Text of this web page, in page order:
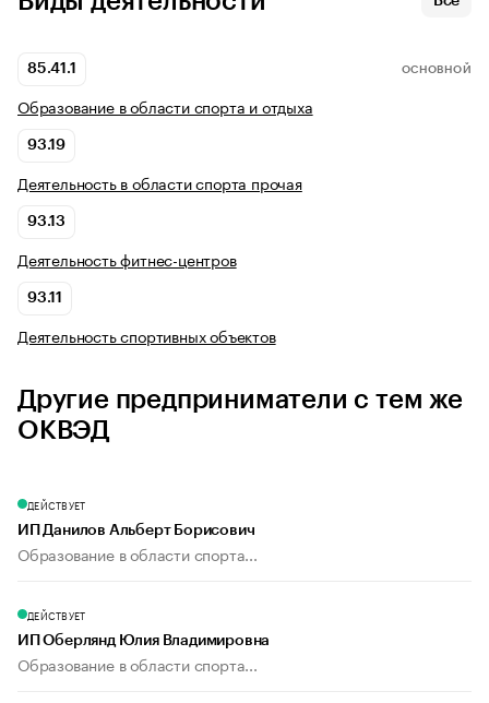
85.41.1 ОСНОВНОЙ
Образование в области спорта и отдыха
93.19
Деятельность в области спорта прочая
93.13
Деятельность фитнес-центров
93.11
Деятельность спортивных объектов
Другие предприниматели с тем же
ОКВЭД
ДЕЙСТВУЕТ
ИП Данилов Альберт Борисович
Образование в области спорта...
ДЕЙСТВУЕТ
ИП Оберлянд Юлия Владимировна
Образование в области спорта...